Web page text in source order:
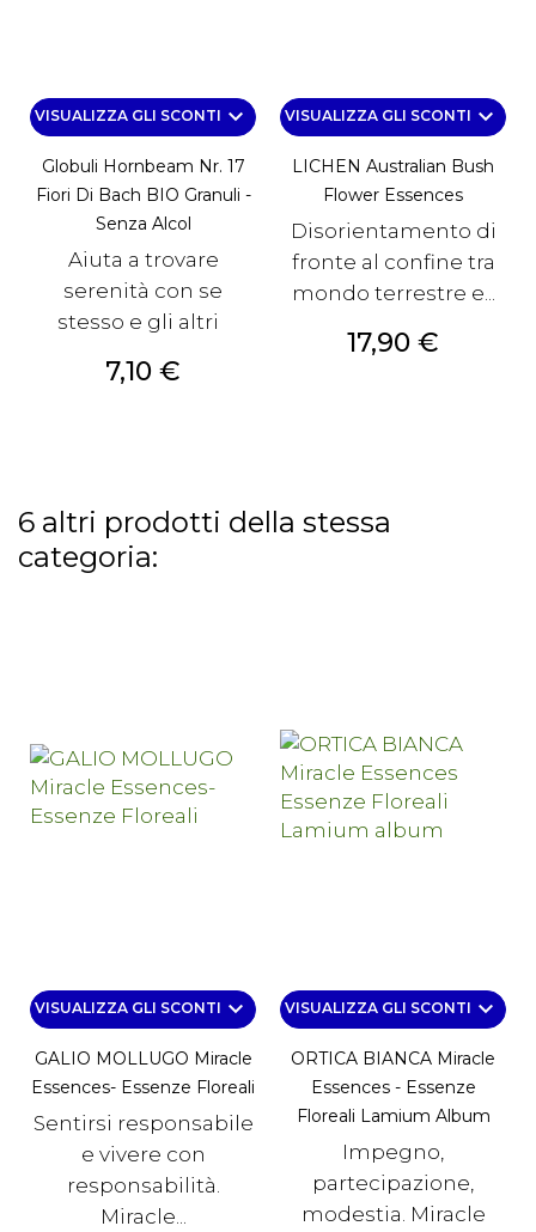
VISUALIZZA GLI SCONTI keyboard_arrow_down
Globuli Hornbeam Nr. 17
Fiori Di Bach BIO Granuli -
Senza Alcol
Aiuta a trovare
serenità con se
stesso e gli altri
Prezzo
7,10 €
VISUALIZZA GLI SCONTI keyboard_arrow_down
LICHEN Australian Bush
Flower Essences
Disorientamento di
fronte al confine tra
mondo terrestre e...
Prezzo
17,90 €
6 altri prodotti della stessa
categoria:
VISUALIZZA GLI SCONTI keyboard_arrow_down
GALIO MOLLUGO Miracle
Essences- Essenze Floreali
Sentirsi responsabile
e vivere con
responsabilità.
Miracle...
VISUALIZZA GLI SCONTI keyboard_arrow_down
ORTICA BIANCA Miracle
Essences - Essenze
Floreali Lamium Album
Impegno,
partecipazione,
modestia. Miracle